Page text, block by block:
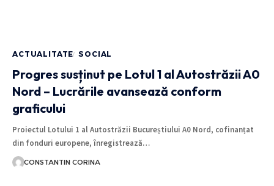
ACTUALITATE SOCIAL
Progres susținut pe Lotul 1 al Autostrăzii A0
Nord – Lucrările avansează conform
graficului
Proiectul Lotului 1 al Autostrăzii Bucureștiului A0 Nord, cofinanțat
din fonduri europene, înregistrează…
CONSTANTIN CORINA